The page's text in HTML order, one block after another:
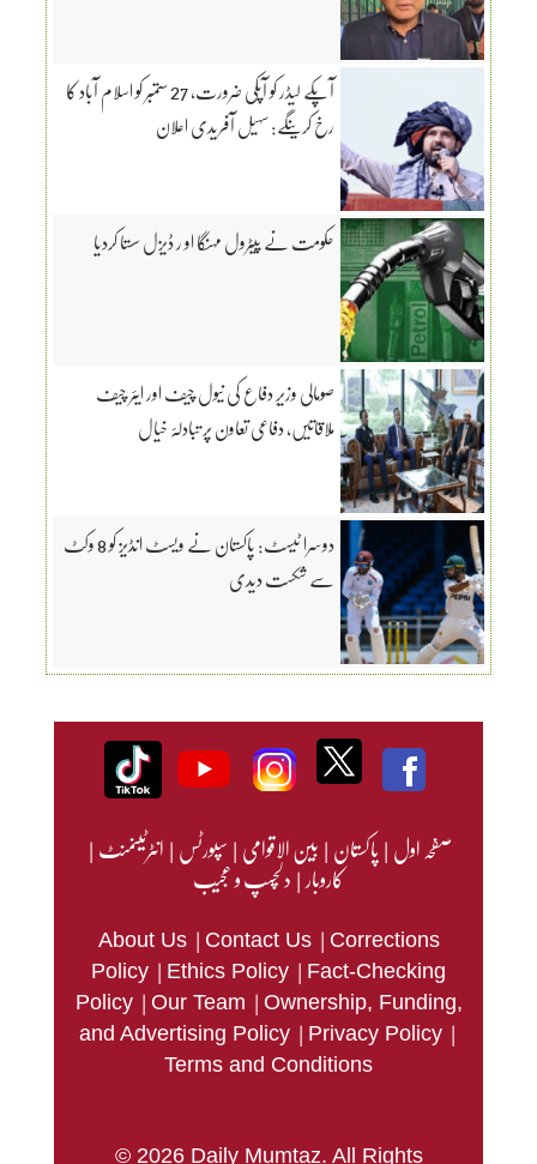
آپکے لیڈر کو آپکی ضرورت، 27 ستمبر کو اسلام آباد کا
رخ کرینگے: سہیل آفریدی اعلان
حکومت نے پیٹرول مہنگا او ر ڈیزل سستا کردیا
صومالی وزیرِ دفاع کی نیول چیف اور ایئر چیف
ملاقاتیں، دفاعی تعاون پر تبادلۂ خیال
دوسرا ٹیسٹ: پاکستان نے ویسٹ انڈیز کو 8 وکٹ
سے شکست دیدی
صفحہ اول|پاکستان|بین الاقوامی|سپورٹس|انٹرٹینمنٹ|
کاروبار|دلچسپ و عجیب
About Us | Contact Us | Corrections
Policy | Ethics Policy | Fact-Checking
Policy | Our Team | Ownership, Funding,
and Advertising Policy | Privacy Policy |
Terms and Conditions
© 2026 Daily Mumtaz. All Rights